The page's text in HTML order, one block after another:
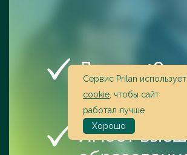
Сервис Prilan использует
cookie , чтобы сайт
работал лучше
Хорошо